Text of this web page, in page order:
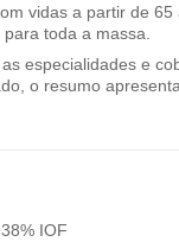
vidas a partir de
toda a massa.
especialidades e
o resumo
IOF